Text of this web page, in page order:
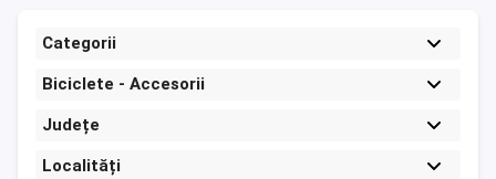
Categorii
Biciclete - Accesorii
Județe
Localități